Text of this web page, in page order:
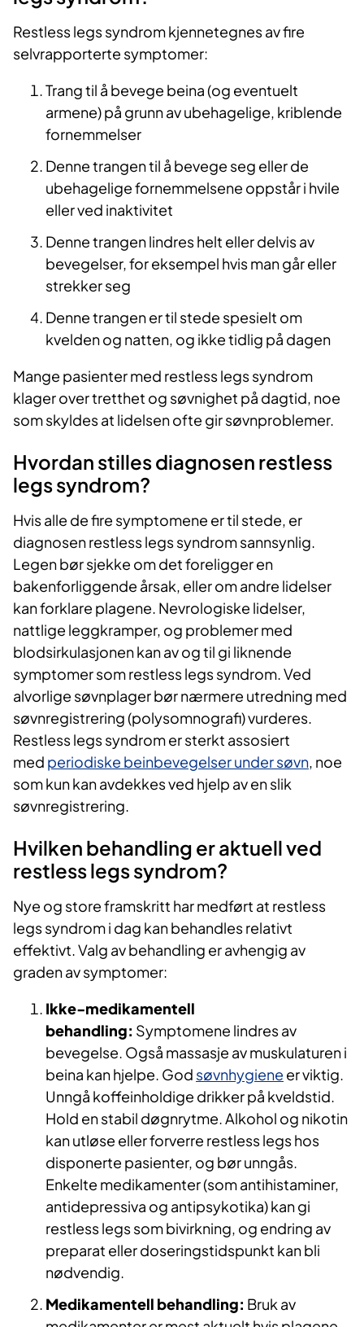
Restless legs syndrom kjennetegnes av fire
selvrapporterte symptomer:
Trang til å bevege beina (og eventuelt
armene) på grunn av ubehagelige, kriblende
fornemmelser
Denne trangen til å bevege seg eller de
ubehagelige fornemmelsene oppstår i hvile
eller ved inaktivitet
Denne trangen lindres helt eller delvis av
bevegelser, for eksempel hvis man går eller
strekker seg
Denne trangen er til stede spesielt om
kvelden og natten, og ikke tidlig på dagen
Mange pasienter med restless legs syndrom
klager over tretthet og søvnighet på dagtid, noe
som skyldes at lidelsen ofte gir søvnproblemer.
Hvordan stilles diagnosen restless
legs syndrom?
Hvis alle de fire symptomene er til stede, er
diagnosen restless legs syndrom sannsynlig.
Legen bør sjekke om det foreligger en
bakenforliggende årsak, eller om andre lidelser
kan forklare plagene. Nevrologiske lidelser,
nattlige leggkramper, og problemer med
blodsirkulasjonen kan av og til gi liknende
symptomer som restless legs syndrom. Ved
alvorlige søvnplager bør nærmere utredning med
søvnregistrering (polysomnografi) vurderes.
Restless legs syndrom er sterkt assosiert
med periodiske beinbevegelserundersøvn, noe
som kun kan avdekkes ved hjelp av en slik
søvnregistrering.
Hvilken behandling er aktuell ved
restless legs syndrom?
Nye og store framskritt har medført at restless
legs syndrom i dag kan behandles relativt
effektivt. Valg av behandling er avhengig av
graden av symptomer:
Ikke-medikamentell
behandling: Symptomene lindres av
bevegelse. Også massasje av muskulaturen i
beina kan hjelpe. God søvnhygiene er viktig.
Unngå koffeinholdige drikker på kveldstid.
Hold en stabil døgnrytme. Alkohol og nikotin
kan utløse eller forverre restless legs hos
disponerte pasienter, og bør unngås.
Enkelte medikamenter (som antihistaminer,
antidepressiva og antipsykotika) kan gi
restless legs som bivirkning, og endring av
preparat eller doseringstidspunkt kan bli
nødvendig.
Medikamentell behandling: Bruk av